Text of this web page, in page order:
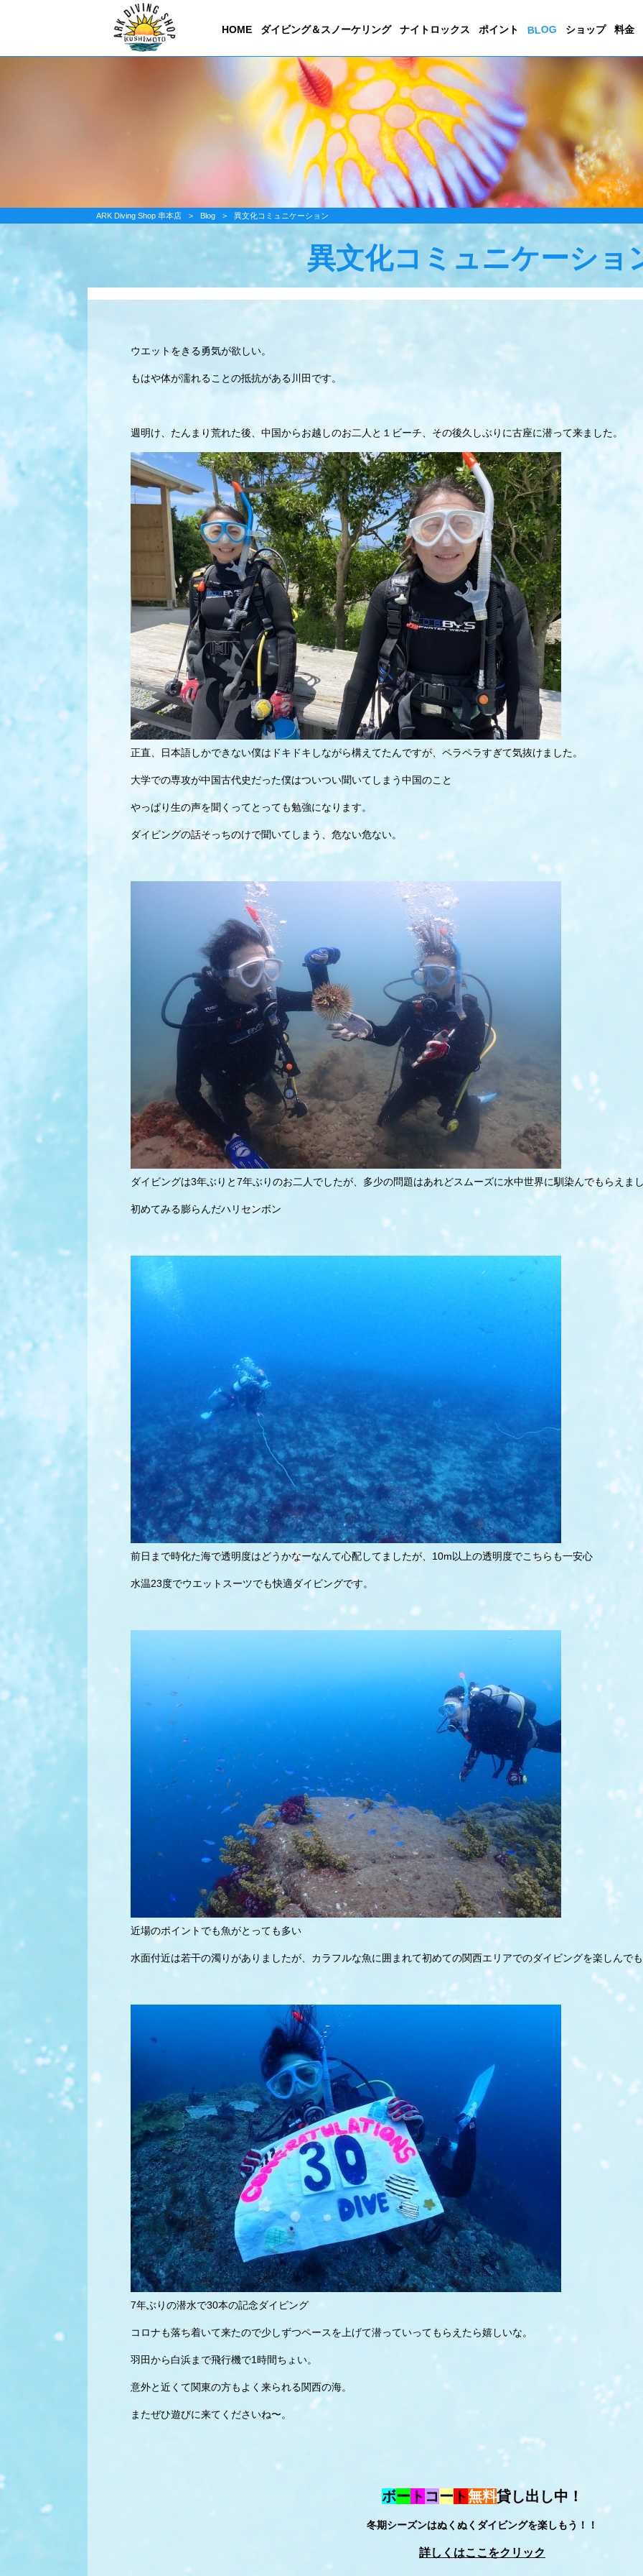
HOME ダイビング＆スノーケリング ナイトロックス ポイント BLOG ショップ 料金
ARK Diving Shop 串本店 > Blog > 異文化コミュニケーション
異文化コミュニケーショ
ウエットをきる勇気が欲しい。
もはや体が濡れることの抵抗がある川田です。
週明け、たんまり荒れた後、中国からお越しのお二人と１ビーチ、その後久しぶりに古座に潜って来ました。
正直、日本語しかできない僕はドキドキしながら構えてたんですが、ペラペラすぎて気抜けました。
大学での専攻が中国古代史だった僕はついつい聞いてしまう中国のこと
やっぱり生の声を聞くってとっても勉強になります。
ダイビングの話そっちのけで聞いてしまう、危ない危ない。
ダイビングは3年ぶりと7年ぶりのお二人でしたが、多少の問題はあれどスムーズに水中世界に馴染んでもらえま
初めてみる膨らんだハリセンボン
前日まで時化た海で透明度はどうかなーなんて心配してましたが、10m以上の透明度でこちらも一安心
水温23度でウエットスーツでも快適ダイビングです。
近場のポイントでも魚がとっても多い
水面付近は若干の濁りがありましたが、カラフルな魚に囲まれて初めての関西エリアでのダイビングを楽しんで
7年ぶりの潜水で30本の記念ダイビング
コロナも落ち着いて来たので少しずつペースを上げて潜っていってもらえたら嬉しいな。
羽田から白浜まで飛行機で1時間ちょい。
意外と近くて関東の方もよく来られる関西の海。
またぜひ遊びに来てくださいね〜。
ボー ト コー ト無料貸し出し中！
冬期シーズンはぬくぬくダイビングを楽しもう！！
詳しくはここをクリック